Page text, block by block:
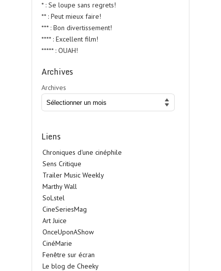
* : Se loupe sans regrets!
** : Peut mieux faire!
*** : Bon divertissement!
**** : Excellent film!
***** : OUAH!
Archives
Archives
Liens
Chroniques d'une cinéphile
Sens Critique
Trailer Music Weekly
Marthy Wall
SoLstel
CineSeriesMag
Art Juice
OnceUponAShow
CinéMarie
Fenêtre sur écran
Le blog de Cheeky